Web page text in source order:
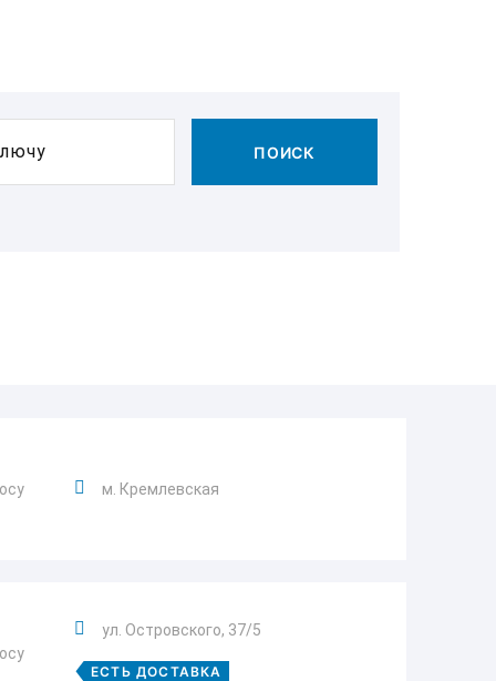
ПОИСК
м. Кремлевская
ул. Островского, 37/5
ЕСТЬ ДОСТАВКА